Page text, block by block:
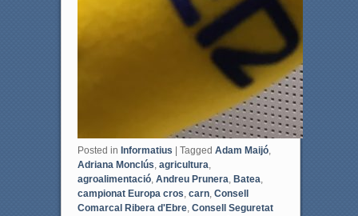
Posted in Informatius Tagged Adam Maijó,
Adriana Monclús, agricultura,
agroalimentació, Andreu Prunera, Batea,
campionat Europa cros, carn, Consell
Comarcal Ribera d'Ebre, Consell Seguretat